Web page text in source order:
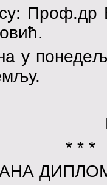
су:
у
* * *